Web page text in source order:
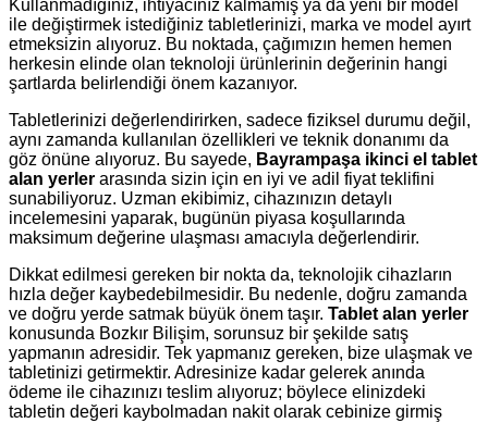
Kullanmadığınız, ihtiyacınız kalmamış ya da yeni bir model
ile değiştirmek istediğiniz tabletlerinizi, marka ve model ayırt
etmeksizin alıyoruz. Bu noktada, çağımızın hemen hemen
herkesin elinde olan teknoloji ürünlerinin değerinin hangi
şartlarda belirlendiği önem kazanıyor.
Tabletlerinizi değerlendirirken, sadece fiziksel durumu değil,
aynı zamanda kullanılan özellikleri ve teknik donanımı da
göz önüne alıyoruz. Bu sayede, Bayrampaşa ikinci el tablet
alan yerler arasında sizin için en iyi ve adil fiyat teklifini
sunabiliyoruz. Uzman ekibimiz, cihazınızın detaylı
incelemesini yaparak, bugünün piyasa koşullarında
maksimum değerine ulaşması amacıyla değerlendirir.
Dikkat edilmesi gereken bir nokta da, teknolojik cihazların
hızla değer kaybedebilmesidir. Bu nedenle, doğru zamanda
ve doğru yerde satmak büyük önem taşır. Tablet alan yerler
konusunda Bozkır Bilişim, sorunsuz bir şekilde satış
yapmanın adresidir. Tek yapmanız gereken, bize ulaşmak ve
tabletinizi getirmektir. Adresinize kadar gelerek anında
ödeme ile cihazınızı teslim alıyoruz; böylece elinizdeki
tabletin değeri kaybolmadan nakit olarak cebinize girmiş